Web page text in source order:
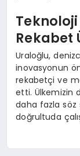
Rekabet
Uraloğlu,
inovasyonun
rekabetçi ve
etti. Ülkemizin
daha fazla söz
doğrultuda